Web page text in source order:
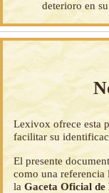
deterioro en
Lexivox ofrece esta
facilitar su
El presente
como una
laGaceta Oficial de